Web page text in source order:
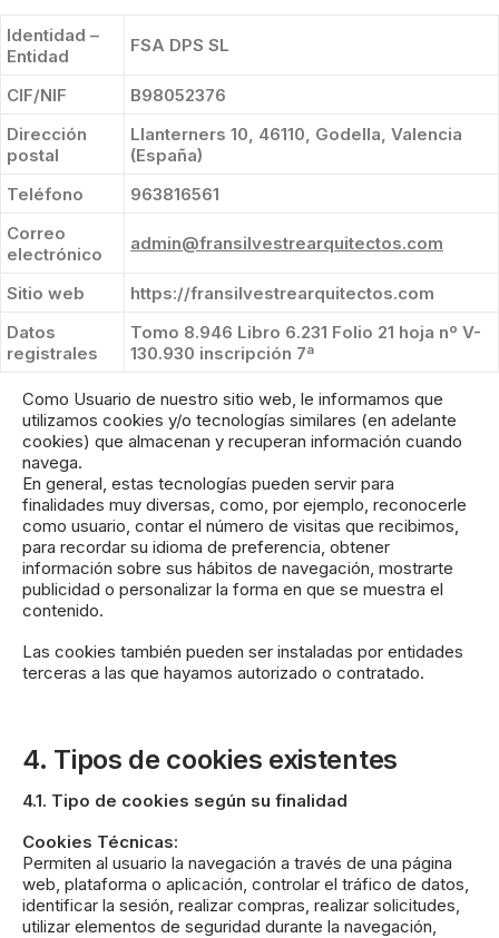
Identidad –
Entidad
FSA DPS SL
CIF/NIF
B98052376
Dirección
postal
Llanterners 10, 46110, Godella, Valencia
(España)
Teléfono
963816561
Correo
electrónico
admin@fransilvestrearquitectos.com
Sitio web
https://fransilvestrearquitectos.com
Datos
registrales
Tomo 8.946 Libro 6.231 Folio 21 hoja nº V-
130.930 inscripción 7ª
Como Usuario de nuestro sitio web, le informamos que
utilizamos cookies y/o tecnologías similares (en adelante
cookies) que almacenan y recuperan información cuando
navega.
En general, estas tecnologías pueden servir para
finalidades muy diversas, como, por ejemplo, reconocerle
como usuario, contar el número de visitas que recibimos,
para recordar su idioma de preferencia, obtener
información sobre sus hábitos de navegación, mostrarte
publicidad o personalizar la forma en que se muestra el
contenido.
Las cookies también pueden ser instaladas por entidades
terceras a las que hayamos autorizado o contratado.
4. Tipos de cookies existentes
4.1. Tipo de cookies según su finalidad
Cookies Técnicas:
Permiten al usuario la navegación a través de una página
web, plataforma o aplicación, controlar el tráfico de datos,
identificar la sesión, realizar compras, realizar solicitudes,
utilizar elementos de seguridad durante la navegación,